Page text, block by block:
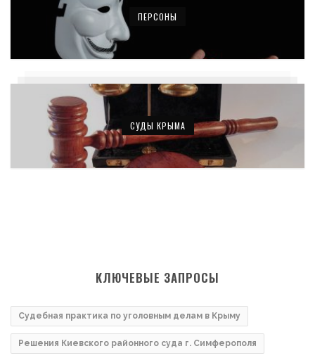
ПЕРСОНЫ
СУДЫ КРЫМА
КЛЮЧЕВЫЕ ЗАПРОСЫ
Судебная практика по уголовным делам в Крыму
Решения Киевского районного суда г. Симферополя